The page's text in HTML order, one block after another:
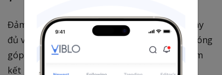
Đảm bảo các bên liên quan được tham gia đầy
đủ vào quá trình ra quyết định và có cơ hội đóng
góp ý kiến nhằm tăng cường sự hỗ trợ và cam
kết đối với dự án.